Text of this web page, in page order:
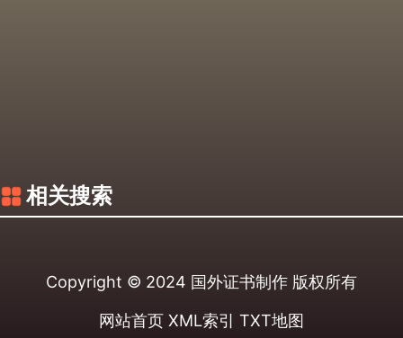
相关搜索
Copyright © 2024 国外证书制作 版权所有
网站首页 XML索引 TXT地图